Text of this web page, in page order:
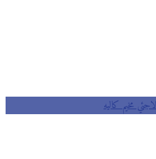
مخيم كاليه